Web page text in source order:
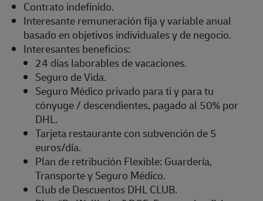
Contrato indefinido.
Interesante remuneración fija y variable anual
basado en objetivos individuales y de negocio.
Interesantes beneficios:
24 días laborables de vacaciones.
Seguro de Vida.
Seguro Médico privado para ti y para tu
cónyuge / descendientes, pagado al 50% por
DHL.
Tarjeta restaurante con subvención de 5
euros/día.
Plan de retribución Flexible: Guardería,
Transporte y Seguro Médico.
Club de Descuentos DHL CLUB.